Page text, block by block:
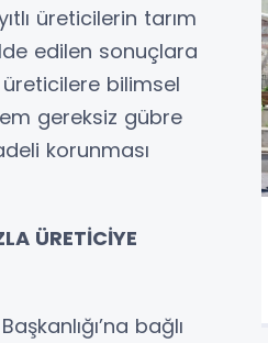
üreticilerin tarım
edilen sonuçlara
bilimsel
gereksiz gübre
korunması
ÜRETİCİYE
bağlı